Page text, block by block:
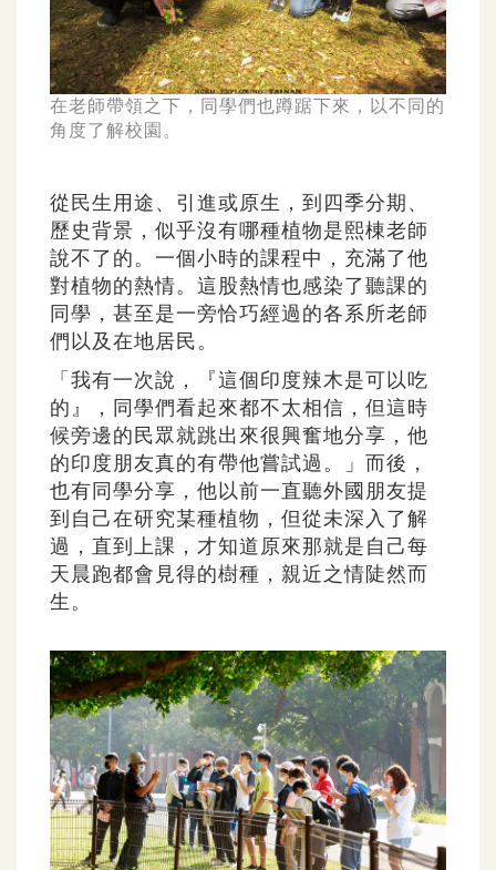
在老師帶領之下，同學們也蹲踞下來，以不同的
角度了解校園。
從民生用途、引進或原生，到四季分期、
歷史背景，似乎沒有哪種植物是熙棟老師
說不了的。一個小時的課程中，充滿了他
對植物的熱情。這股熱情也感染了聽課的
同學，甚至是一旁恰巧經過的各系所老師
們以及在地居民。
「我有一次說，『這個印度辣木是可以吃
的』，同學們看起來都不太相信，但這時
候旁邊的民眾就跳出來很興奮地分享，他
的印度朋友真的有帶他嘗試過。」而後，
也有同學分享，他以前一直聽外國朋友提
到自己在研究某種植物，但從未深入了解
過，直到上課，才知道原來那就是自己每
天晨跑都會見得的樹種，親近之情陡然而
生。